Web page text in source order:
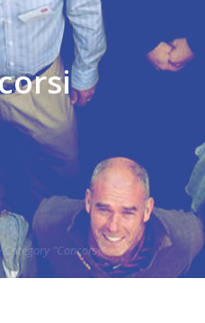
Category "Concorsi"